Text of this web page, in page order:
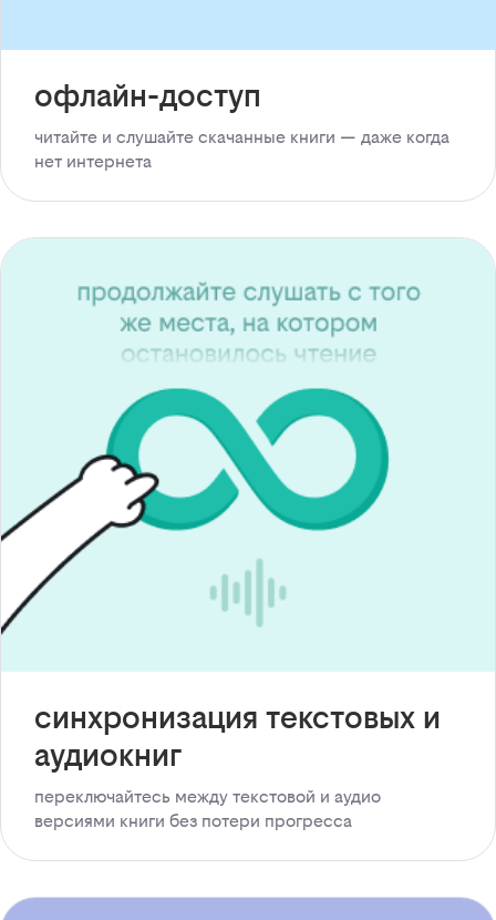
офлайн-доступ
читайте и слушайте скачанные книги — даже когда
нет интернета
синхронизация текстовых и
аудиокниг
переключайтесь между текстовой и аудио
версиями книги без потери прогресса